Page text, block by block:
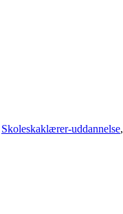
Skoleskaklærer-uddannelse,